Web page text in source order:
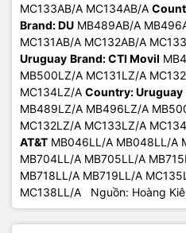
MC133AB/A MC134AB/A
Brand: DU MB489AB/A
MC131AB/A MC132AB/A
Uruguay Brand: CTI Movil
MB500LZ/A MC131LZ/A
MC134LZ/A Country: Uruguay
MB489LZ/A MB496LZ/A
MC132LZ/A MC133LZ/A
AT&T MB046LL/A MB048LL/A
MB704LL/A MB705LL/A
MB718LL/A MB719LL/A
MC138LL/A Nguồn: Hoàng